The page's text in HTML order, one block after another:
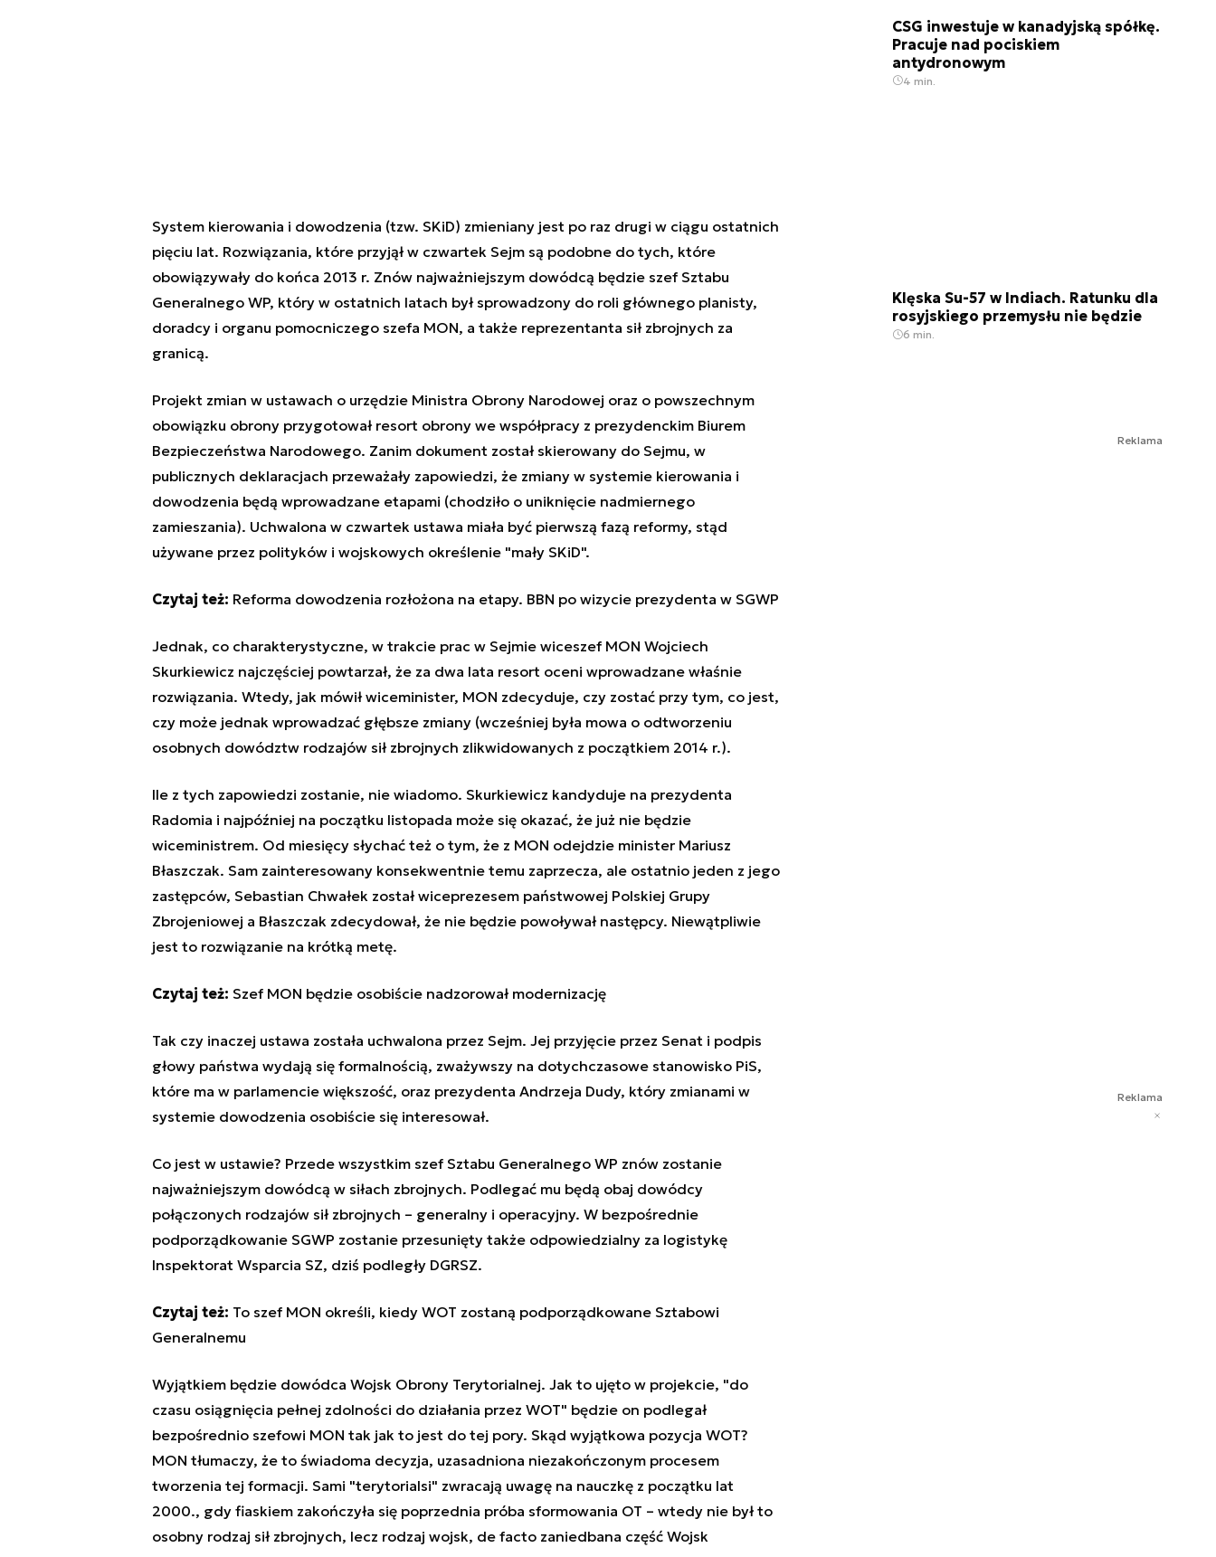
System kierowania i dowodzenia (tzw. SKiD) zmieniany jest po raz drugi w ciągu ostatnich
pięciu lat. Rozwiązania, które przyjął w czwartek Sejm są podobne do tych, które
obowiązywały do końca 2013 r. Znów najważniejszym dowódcą będzie szef Sztabu
Generalnego WP, który w ostatnich latach był sprowadzony do roli głównego planisty,
doradcy i organu pomocniczego szefa MON, a także reprezentanta sił zbrojnych za
granicą.
Projekt zmian w ustawach o urzędzie Ministra Obrony Narodowej oraz o powszechnym
obowiązku obrony przygotował resort obrony we współpracy z prezydenckim Biurem
Bezpieczeństwa Narodowego. Zanim dokument został skierowany do Sejmu, w
publicznych deklaracjach przeważały zapowiedzi, że zmiany w systemie kierowania i
dowodzenia będą wprowadzane etapami (chodziło o uniknięcie nadmiernego
zamieszania). Uchwalona w czwartek ustawa miała być pierwszą fazą reformy, stąd
używane przez polityków i wojskowych określenie "mały SKiD".
Czytaj też: Reforma dowodzenia rozłożona na etapy. BBN po wizycie prezydenta w SGWP
Jednak, co charakterystyczne, w trakcie prac w Sejmie wiceszef MON Wojciech
Skurkiewicz najczęściej powtarzał, że za dwa lata resort oceni wprowadzane właśnie
rozwiązania. Wtedy, jak mówił wiceminister, MON zdecyduje, czy zostać przy tym, co jest,
czy może jednak wprowadzać głębsze zmiany (wcześniej była mowa o odtworzeniu
osobnych dowództw rodzajów sił zbrojnych zlikwidowanych z początkiem 2014 r.).
Ile z tych zapowiedzi zostanie, nie wiadomo. Skurkiewicz kandyduje na prezydenta
Radomia i najpóźniej na początku listopada może się okazać, że już nie będzie
wiceministrem. Od miesięcy słychać też o tym, że z MON odejdzie minister Mariusz
Błaszczak. Sam zainteresowany konsekwentnie temu zaprzecza, ale ostatnio jeden z jego
zastępców, Sebastian Chwałek został wiceprezesem państwowej Polskiej Grupy
Zbrojeniowej a Błaszczak zdecydował, że nie będzie powoływał następcy. Niewątpliwie
jest to rozwiązanie na krótką metę.
Czytaj też: Szef MON będzie osobiście nadzorował modernizację
Tak czy inaczej ustawa została uchwalona przez Sejm. Jej przyjęcie przez Senat i podpis
głowy państwa wydają się formalnością, zważywszy na dotychczasowe stanowisko PiS,
które ma w parlamencie większość, oraz prezydenta Andrzeja Dudy, który zmianami w
systemie dowodzenia osobiście się interesował.
Co jest w ustawie? Przede wszystkim szef Sztabu Generalnego WP znów zostanie
najważniejszym dowódcą w siłach zbrojnych. Podlegać mu będą obaj dowódcy
połączonych rodzajów sił zbrojnych – generalny i operacyjny. W bezpośrednie
podporządkowanie SGWP zostanie przesunięty także odpowiedzialny za logistykę
Inspektorat Wsparcia SZ, dziś podległy DGRSZ.
Czytaj też: To szef MON określi, kiedy WOT zostaną podporządkowane Sztabowi
Generalnemu
Wyjątkiem będzie dowódca Wojsk Obrony Terytorialnej. Jak to ujęto w projekcie, "do
czasu osiągnięcia pełnej zdolności do działania przez WOT" będzie on podlegał
bezpośrednio szefowi MON tak jak to jest do tej pory. Skąd wyjątkowa pozycja WOT?
MON tłumaczy, że to świadoma decyzja, uzasadniona niezakończonym procesem
tworzenia tej formacji. Sami "terytorialsi" zwracają uwagę na nauczkę z początku lat
2000., gdy fiaskiem zakończyła się poprzednia próba sformowania OT – wtedy nie był to
osobny rodzaj sił zbrojnych, lecz rodzaj wojsk, de facto zaniedbana część Wojsk
CSG inwestuje w kanadyjską spółkę.
Pracuje nad pociskiem
antydronowym
4 min.
Klęska Su-57 w Indiach. Ratunku dla
rosyjskiego przemysłu nie będzie
6 min.
Reklama
Reklama